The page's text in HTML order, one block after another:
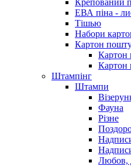
ЕВА піна -
Тішью
Набори
Картон
Картон
Картон
Штампінг
Штампи
Фауна
Різне
Любов,